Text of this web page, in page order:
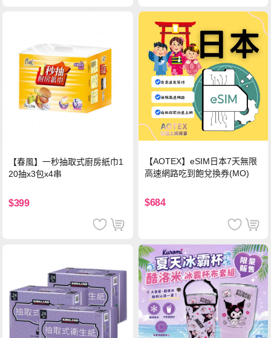
【春風】一秒抽取式廚房紙巾1
20抽x3包x4串
$399
【AOTEX】eSIM日本7天無限
高速網路吃到飽兌換券(MO)
$684